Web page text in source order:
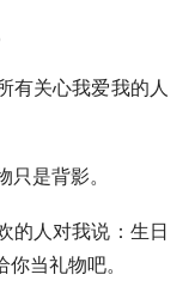
有关心我爱我的人
只是背影。
的人对我说：生日
当礼物吧。